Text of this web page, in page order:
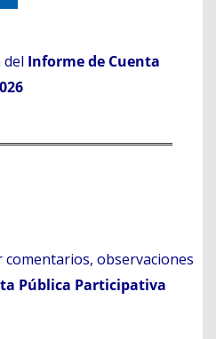
del Informe de Cuenta
observaciones
Pública Participativa